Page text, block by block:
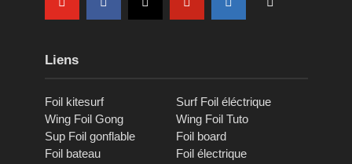
Liens
Foil kitesurf
Surf Foil éléctrique
Wing Foil Gong
Wing Foil Tuto
Sup Foil gonflable
Foil board
Foil bateau
Foil électrique